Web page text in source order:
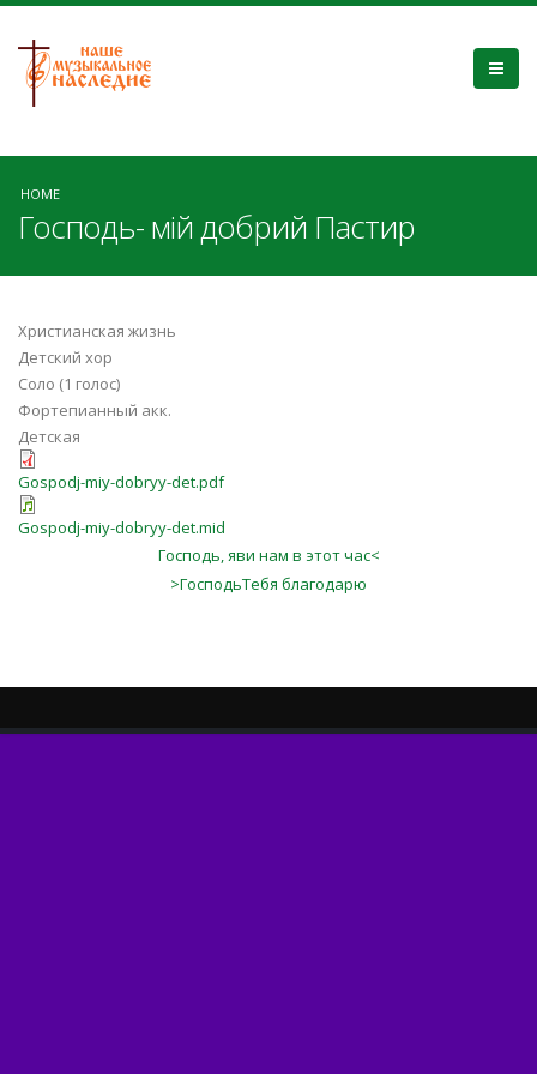
HOME
Господь- мій добрий Пастир
Христианская жизнь
Детский хор
Соло (1 голос)
Фортепианный акк.
Детская
Gospodj-miy-dobryy-det.pdf
Gospodj-miy-dobryy-det.mid
Господь, яви нам в этот час<
>ГосподьТебя благодарю